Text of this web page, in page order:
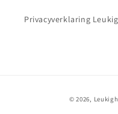
Privacyverklaring
© 2026,